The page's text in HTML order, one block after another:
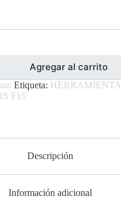
Agregar al carrito
Etiqueta: HERRAMIENTA
F15
Descripción
Información adicional